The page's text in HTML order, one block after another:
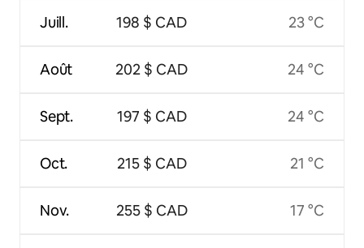
Juill.
Août
Sept.
Oct.
Nov.
198 $ CAD
202 $ CAD
197 $ CAD
215 $ CAD
255 $ CAD
23 °C
24 °C
24 °C
21 °C
17 °C